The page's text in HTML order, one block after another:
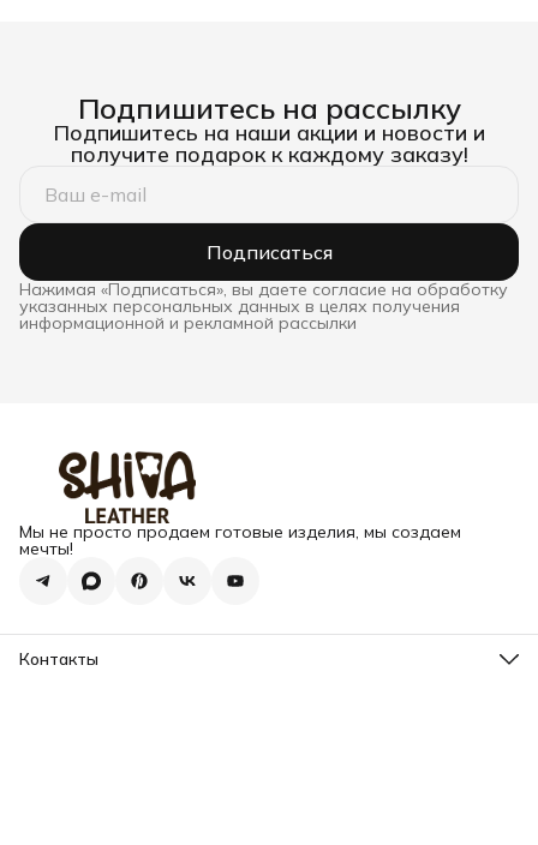
Подпишитесь на рассылку
Подпишитесь на наши акции и новости и
получите подарок к каждому заказу!
Подписаться
Нажимая «Подписаться», вы даете согласие на обработку
указанных персональных данных в целях получения
информационной и рекламной рассылки
Мы не просто продаем готовые изделия, мы создаем
мечты!
Контакты